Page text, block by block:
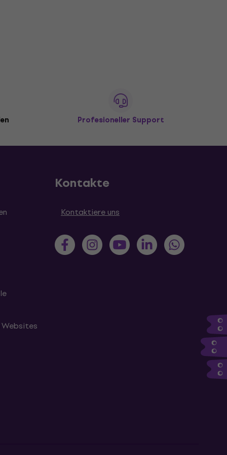
Profesioneller Support
Kontakte
Kontaktiere uns